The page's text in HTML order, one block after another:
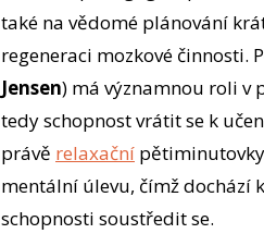
také na vědomé plánování
regeneraci mozkové činnosti.
Jensen) má významnou roli v
tedy schopnost vrátit se k
právě relaxační
mentální úlevu, čímž dochází
schopnosti soustředit se.